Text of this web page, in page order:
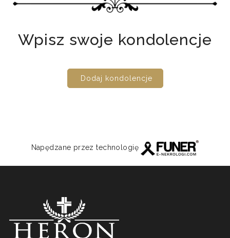
Wpisz swoje kondolencje
Dodaj kondolencje
Napędzane przez technologię